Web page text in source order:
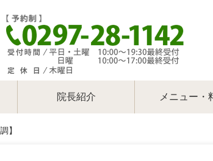
院長紹介 メニュー・
】